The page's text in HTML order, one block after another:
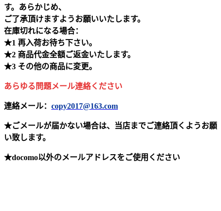
す。あらかじめ、
ご了承頂けますようお願いいたします。
在庫切れになる場合：
★1 再入荷お待ち下さい。
★2 商品代金全額ご返金いたします。
★3 その他の商品に変更。
あらゆる問題メール連絡ください
連絡メール： copy2017@163.com
★ごメールが届かない場合は、当店までご連絡頂くようお願
い致します。
★docomo以外のメールアドレスをご使用ください